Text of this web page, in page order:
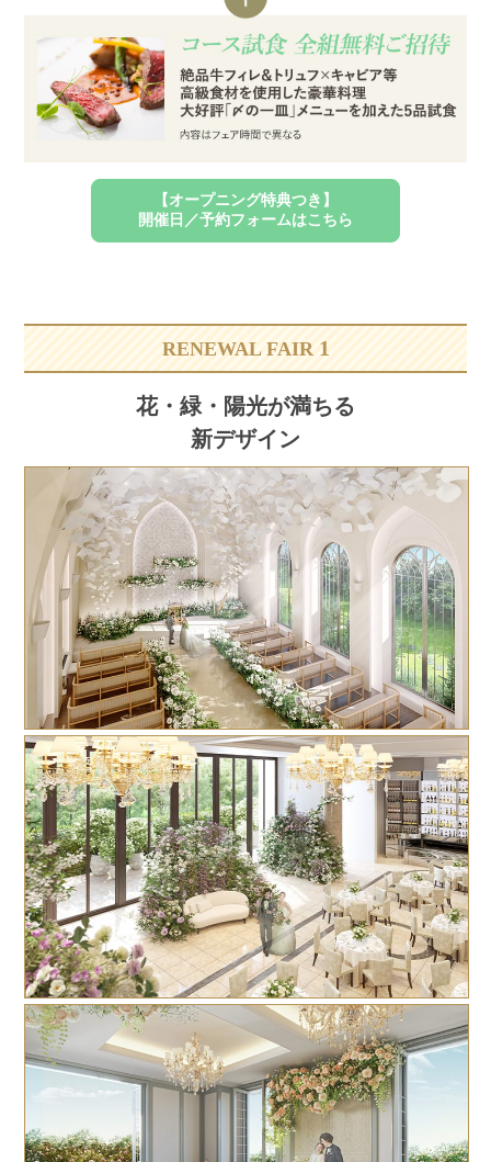
【オープニング特典つき】
開催日／予約フォームはこちら
RENEWAL FAIR 1
花・緑・陽光が満ちる
新デザイン